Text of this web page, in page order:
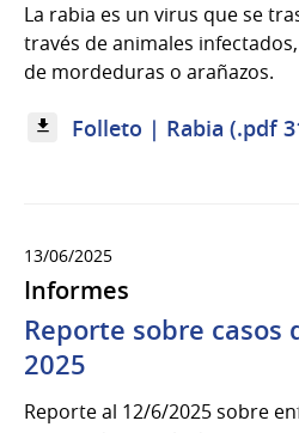
La rabia es un virus que se
través de animales
de mordeduras o arañazos.
Folleto | Rabia (.pdf
13/06/2025
Informes
Reporte sobre casos
2025
Reporte al 12/6/2025 sobre